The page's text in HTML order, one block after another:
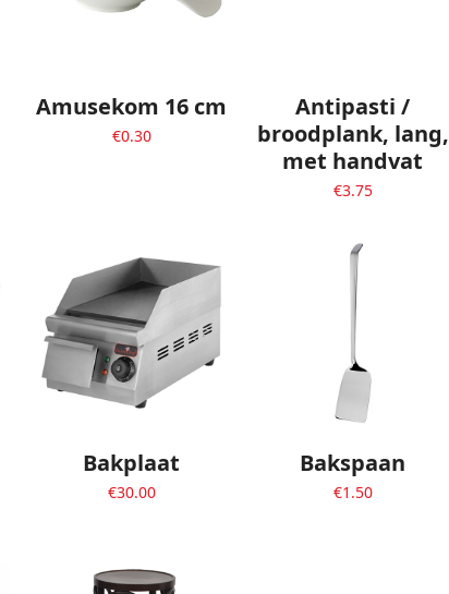
Amusekom 16 cm
€0.30
Antipasti /
broodplank, lang,
met handvat
€3.75
Bakplaat
€30.00
Bakspaan
€1.50